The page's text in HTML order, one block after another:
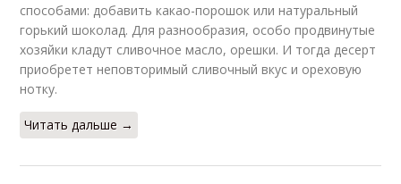
способами: добавить какао-порошок или натуральный
горький шоколад. Для разнообразия, особо продвинутые
хозяйки кладут сливочное масло, орешки. И тогда десерт
приобретет неповторимый сливочный вкус и ореховую
нотку.
Читать дальше →